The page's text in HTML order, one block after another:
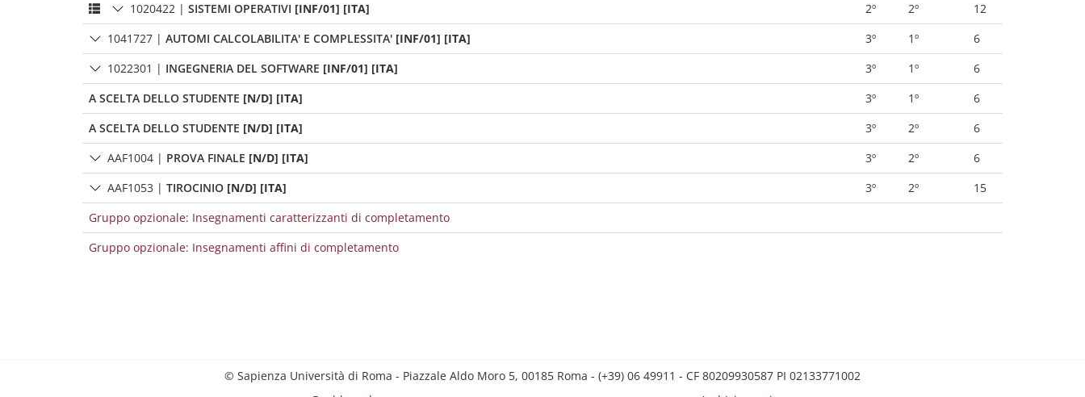
1020422 | SISTEMI OPERATIVI [INF/01] [ITA] 2º 2º
12
1041727 | AUTOMI CALCOLABILITA' E COMPLESSITA' [INF/01] [ITA] 3º 1º
6
1022301 | INGEGNERIA DEL SOFTWARE [INF/01] [ITA] 3º 1º
6
A SCELTA DELLO STUDENTE [N/D] [ITA] 3º 1º
6
A SCELTA DELLO STUDENTE [N/D] [ITA] 3º 2º
6
AAF1004 | PROVA FINALE [N/D] [ITA] 3º 2º
6
AAF1053 | TIROCINIO [N/D] [ITA] 3º 2º
15
Gruppo opzionale: Insegnamenti caratterizzanti di completamento
Gruppo opzionale: Insegnamenti affini di completamento
© Sapienza Università di Roma - Piazzale Aldo Moro 5, 00185 Roma - (+39) 06 49911 - CF 80209930587 PI 02133771002